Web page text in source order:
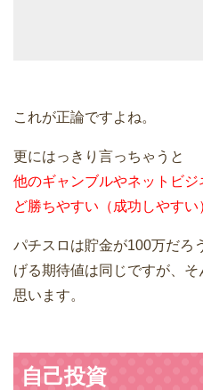
これが正論ですよね。
更にはっきり言っちゃうと
他のギャンブルやネットビ
ど勝ちやすい（成功しやすい
パチスロは貯金が100万だろ
げる期待値は同じですが、
思います。
自己投資